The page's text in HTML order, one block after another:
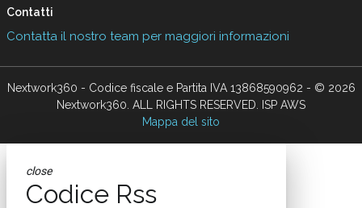
Contatti
Contatta il nostro team per maggiori informazioni
Nextwork360 - Codice fiscale e Partita IVA 13868590962 - © 2026
Nextwork360. ALL RIGHTS RESERVED. ISP AWS
Mappa del sito
close
Codice Rss